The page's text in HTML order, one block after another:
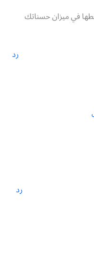
في ميزان حسناتك
رد
رد